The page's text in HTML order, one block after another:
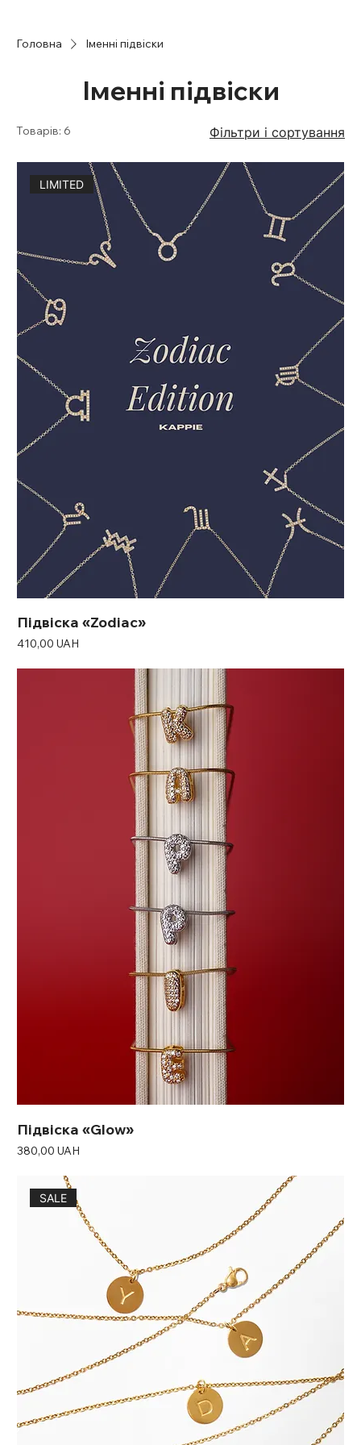
Головна Іменні підвіски
Іменні підвіски
Товарів: 6 Фільтри і сортування
LIMITED
Підвіска «Zodiac»
Ціна
410,00 UAH
Підвіска «Glow»
Ціна
380,00 UAH
SALE